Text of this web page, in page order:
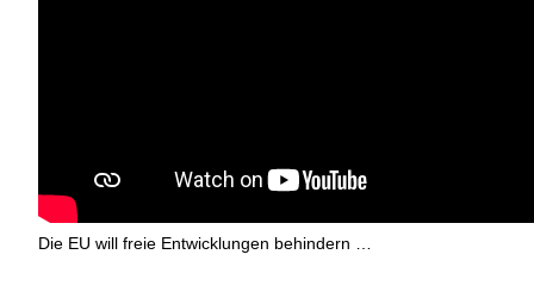
Die EU will freie Entwicklungen behindern …